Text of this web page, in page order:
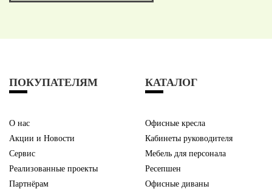
ПОКУПАТЕЛЯМ
О нас
Акции и Новости
Сервис
Реализованные проекты
Партнёрам
КАТАЛОГ
Офисные кресла
Кабинеты руководителя
Мебель для персонала
Ресепшен
Офисные диваны